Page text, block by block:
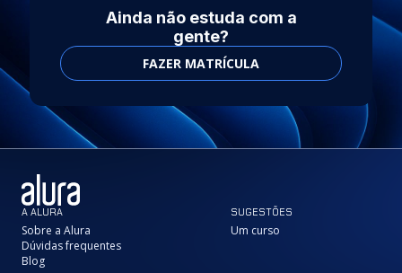
Ainda não estuda com a
gente?
FAZER MATRÍCULA
A ALURA
Sobre a Alura
Dúvidas frequentes
Blog
SUGESTÕES
Um curso